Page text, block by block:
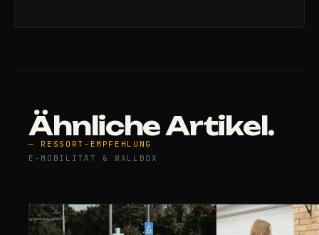
Ähnliche Artikel.
— RESSORT-EMPFEHLUNG
E-MOBILITÄT & WALLBOX